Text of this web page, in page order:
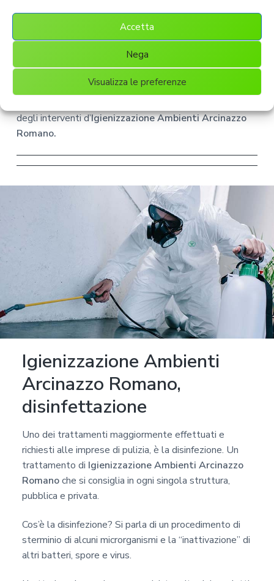
Accetta
Nega
Visualizza le preferenze
comparsa o la proliferazione di quelli che possono
essere poi trasportati dall’esterno verso l’interno.
Attualmente, gli uffici pubblici che sono ancora attivi
sono le poste o le banche, istituti che accolgono utenti
che possono essere “contagiosi” o comunque infettati
degli interventi d’Igienizzazione Ambienti Arcinazzo
Romano.
Igienizzazione Ambienti
Arcinazzo Romano,
disinfettazione
Uno dei trattamenti maggiormente effettuati e
richiesti alle imprese di pulizia, è la disinfezione. Un
trattamento di Igienizzazione Ambienti Arcinazzo
Romanoche si consiglia in ogni singola struttura,
pubblica e privata.
Cos’è la disinfezione? Si parla di un procedimento di
sterminio di alcuni microrganismi e la “inattivazione” di
altri batteri, spore e virus.